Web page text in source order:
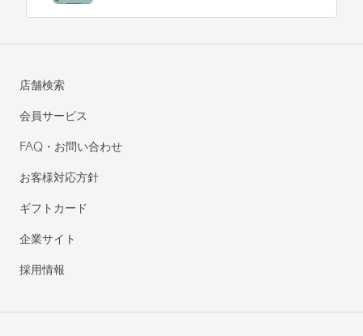
店舗検索
会員サービス
FAQ・お問い合わせ
お客様対応方針
ギフトカード
企業サイト
採用情報